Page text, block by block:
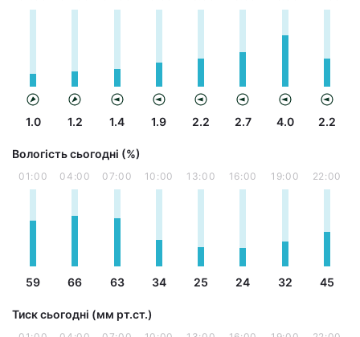
1.0 1.2 1.4 1.9 2.2 2.7 4.0 2.2
Вологість сьогодні (%)
01:00
59
04:00
66
07:00
63
10:00
34
13:00
25
16:00
24
19:00
32
22:00
45
Тиск сьогодні (мм рт.ст.)